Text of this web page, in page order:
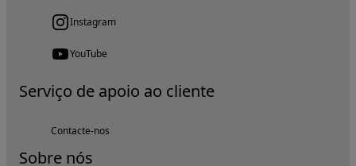
Instagram
YouTube
Serviço de apoio ao cliente
Contacte-nos
Sobre nós